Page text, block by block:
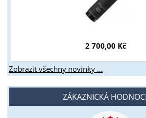
2 700,00 Kč
Zobrazit všechny novinky ...
ZÁKAZNICKÁ